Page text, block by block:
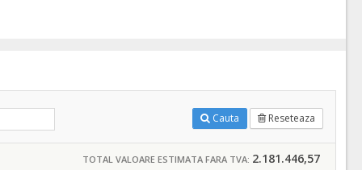
Cauta Reseteaza
TOTAL VALOARE ESTIMATA FARA TVA: 2.181.446,57